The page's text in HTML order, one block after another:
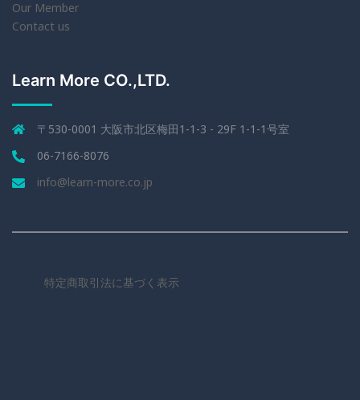
Our Member
Contact us
Learn More CO.,LTD.
〒530-0001 大阪市北区梅田1-1-3 - 29F 1-1-1号室
06-7166-8076
info@learn-more.co.jp
特定商取引法に基づく表示